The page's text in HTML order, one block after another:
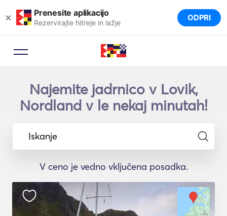
× Prenesite aplikacijo
Rezervirajte hitreje in lažje ODPRI
Najemite jadrnico v Lovik,
Nordland v le nekaj minutah!
Iskanje
V ceno je vedno vključena posadka.